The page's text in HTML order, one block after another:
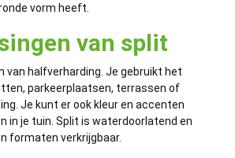
vorm heeft.
van split
van halfverharding. Je gebruikt het
parkeerplaatsen, terrassen of
Je kunt er ook kleur en accenten
in je tuin. Split is waterdoorlatend en
formaten verkrijgbaar.